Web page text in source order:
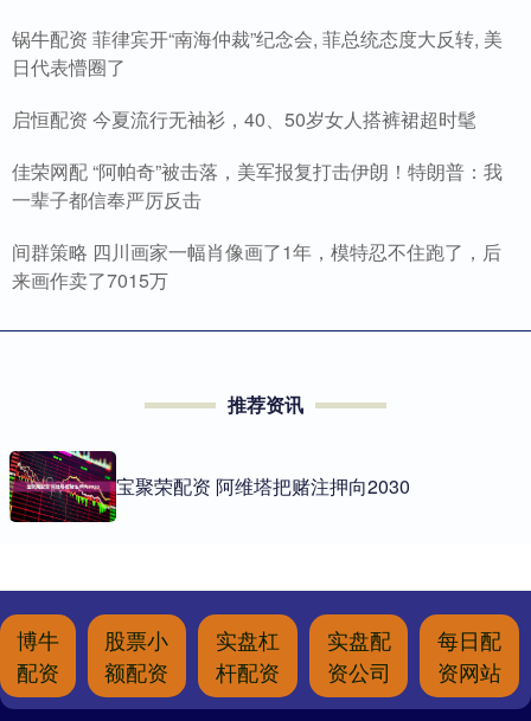
锅牛配资 菲律宾开“南海仲裁”纪念会, 菲总统态度大反转, 美
日代表懵圈了
启恒配资 今夏流行无袖衫，40、50岁女人搭裤裙超时髦
佳荣网配 “阿帕奇”被击落，美军报复打击伊朗！特朗普：我
一辈子都信奉严厉反击
间群策略 四川画家一幅肖像画了1年，模特忍不住跑了，后
来画作卖了7015万
推荐资讯
宝聚荣配资 阿维塔把赌注押向2030
博牛
配资
股票小
额配资
实盘杠
杆配资
实盘配
资公司
每日配
资网站